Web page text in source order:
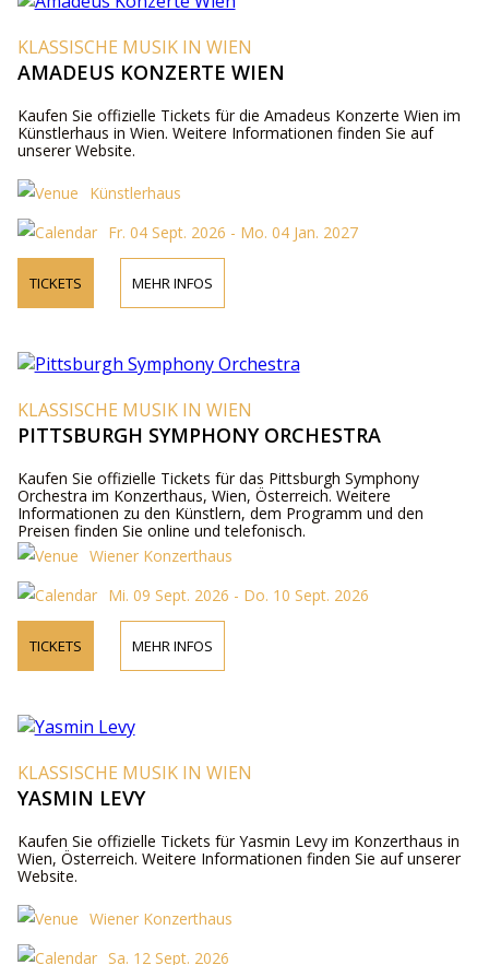
KLASSISCHE MUSIK IN WIEN
AMADEUS KONZERTE WIEN
Kaufen Sie offizielle Tickets für die Amadeus Konzerte Wien im
Künstlerhaus in Wien. Weitere Informationen finden Sie auf
unserer Website.
Künstlerhaus
Fr. 04 Sept. 2026 - Mo. 04 Jan. 2027
TICKETS MEHR INFOS
KLASSISCHE MUSIK IN WIEN
PITTSBURGH SYMPHONY ORCHESTRA
Kaufen Sie offizielle Tickets für das Pittsburgh Symphony
Orchestra im Konzerthaus, Wien, Österreich. Weitere
Informationen zu den Künstlern, dem Programm und den
Preisen finden Sie online und telefonisch.
Wiener Konzerthaus
Mi. 09 Sept. 2026 - Do. 10 Sept. 2026
TICKETS MEHR INFOS
KLASSISCHE MUSIK IN WIEN
YASMIN LEVY
Kaufen Sie offizielle Tickets für Yasmin Levy im Konzerthaus in
Wien, Österreich. Weitere Informationen finden Sie auf unserer
Website.
Wiener Konzerthaus
Sa. 12 Sept. 2026